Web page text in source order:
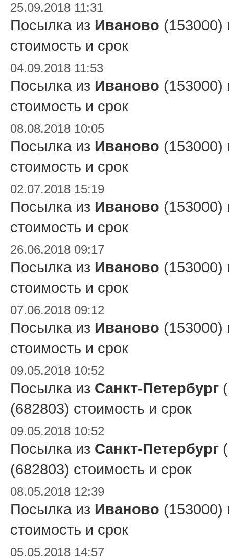
25.09.2018 11:31
Посылка из Иваново
стоимость и срок
04.09.2018 11:53
Посылка из Иваново
стоимость и срок
08.08.2018 10:05
Посылка из Иваново
стоимость и срок
02.07.2018 15:19
Посылка из Иваново
стоимость и срок
26.06.2018 09:17
Посылка из Иваново
стоимость и срок
07.06.2018 09:12
Посылка из Иваново
стоимость и срок
09.05.2018 10:52
Посылка из Санкт-Петербург
(682803) стоимость и срок
09.05.2018 10:52
Посылка из Санкт-Петербург
(682803) стоимость и срок
08.05.2018 12:39
Посылка из Иваново
стоимость и срок
05.05.2018 14:57